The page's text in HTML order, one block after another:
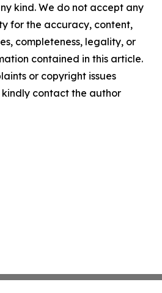
kind. We do not accept any
for the accuracy, content,
completeness, legality, or
contained in this article.
or copyright issues
contact the author